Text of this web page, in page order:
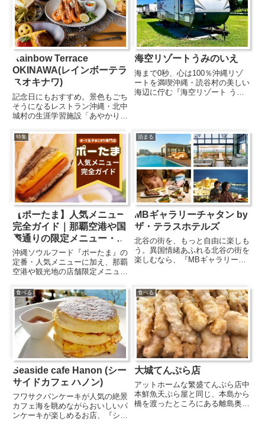
Rainbow Terrace
OKINAWA(レインボーテラ
スオキナワ)
記念日にもおすすめ。景色もごち
そうになるレストラン沖縄・北中
城村の生涯学習施設「あやかりの
Terrace OKINAWA』は、青い海
や街並みを一望できる絶景テラス
が魅力のレストラン。昼は開放的
なオーシャンビ...
海空リゾートうみのいえ
海まで0秒、心は100％沖縄リゾ
ートを満喫沖縄・読谷村の美しい
海辺に佇む『海空リゾート うみ
から昇る光に癒やされ、夕暮れ...
特集
【ポーたま】人気メニュー
完全ガイド｜那覇空港や国
際通りの限定メニュー・店
舗情報まとめ
沖縄ソウルフード『ポーたま』の
定番・人気メニューに加え、那覇
空港や観光地の店舗限定メニュー
外せない『ポーたま』を、店舗別
に分かりやすくまとめた完全ガイ
ドです。
泊まる
MBギャラリーチャタン by
ザ・テラスホテルズ
北谷の街を、もっと自由に楽しも
う。異国情緒あふれる北谷の街を
楽しむなら、『MBギャラリーチ
ッジやフィッシャリーナへ徒歩で
アクセスできる好立地に加え、館
内には沖縄の自然や文化から...
食べる
Seaside cafe Hanon (シー
サイドカフェ ハノン)
フワサクパンケーキが人気の絶景
カフェ海を眺めながらおいしいパ
ンケーキが楽しめるお店、『シー
食べる
大城てんぷら店
アットホームな繁盛てんぷら店中
本鮮魚天ぷら屋と同じ、本島から
橋を渡ったところにある離島奥武